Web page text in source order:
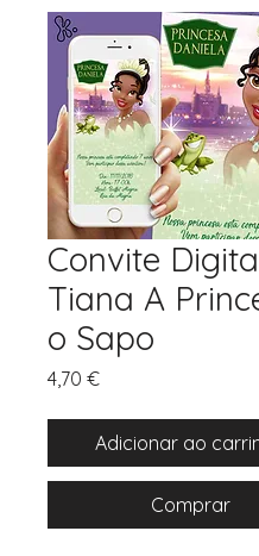
Convite
Tiana A
o Sapo
4,70 €Preço
Adicionar ao
Comprar